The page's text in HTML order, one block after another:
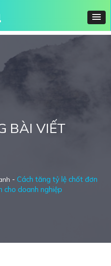
BÀI VIẾT
- Cách tăng tỷ lệ chốt đơn
cho doanh nghiệp